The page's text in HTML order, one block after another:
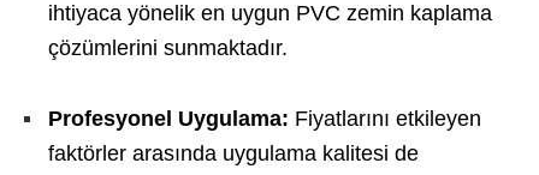
ihtiyaca yönelik en uygun PVC zemin kaplama
çözümlerini sunmaktadır.
Profesyonel Uygulama: Fiyatlarını etkileyen
faktörler arasında uygulama kalitesi de